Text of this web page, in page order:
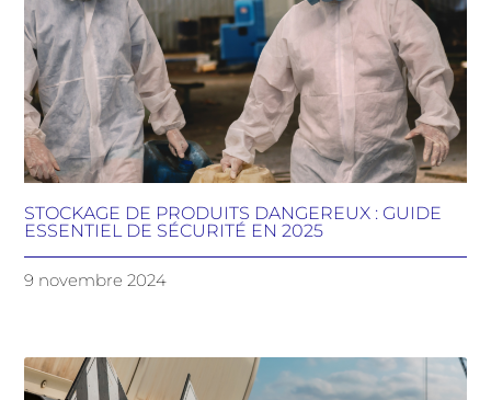
STOCKAGE DE PRODUITS DANGEREUX : GUIDE
ESSENTIEL DE SÉCURITÉ EN 2025
9 novembre 2024